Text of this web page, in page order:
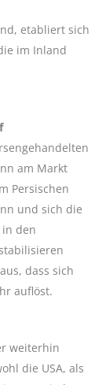
etabliert sich
im Inland
am Markt
Persischen
und sich die
den
dass sich
auflöst.
weiterhin
die USA, als